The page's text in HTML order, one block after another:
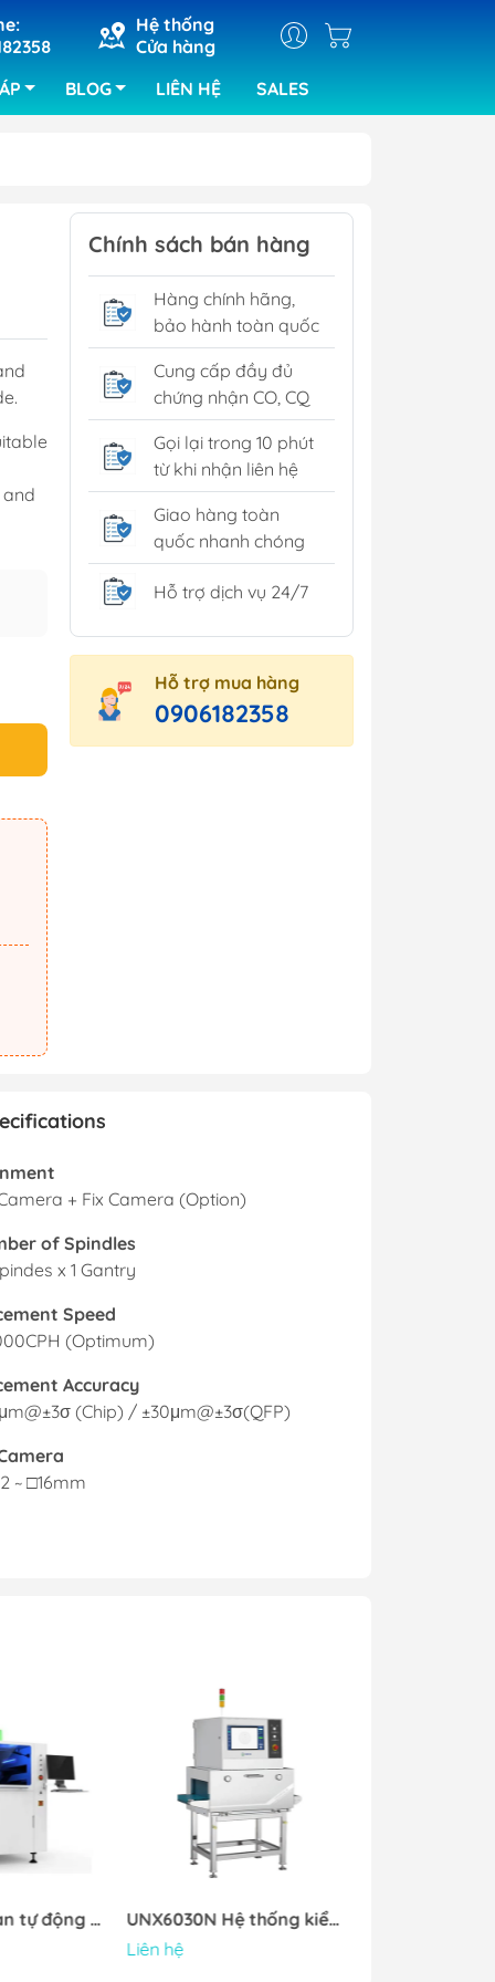
Hệ thống
Cửa hàng
lỗi bo
SPI
quang
Máy cắt khắc laser
Máy hàn chip set
trang
minh
BLOG LIÊN HỆ SALES
and
Chính sách bán hàng
Hàng chính hãng,
bảo hành toàn quốc
Cung cấp đầy đủ
chứng nhận CO, CQ
Gọi lại trong 10 phút
từ khi nhận liên hệ
Giao hàng toàn
quốc nhanh chóng
Hỗ trợ dịch vụ 24/7
Hỗ trợ mua hàng
0906182358
+ Fix Camera (Option)
of Spindles
x 1 Gantry
Speed
(Optimum)
Accuracy
(Chip) / ±30μm@±3σ(QFP)
~ □16mm
UNX6030N Hệ thống kiểm tra Xray trong ngành thực phẩm
AX9100 Hệ thống kiểm tra Xray
Liên hệ